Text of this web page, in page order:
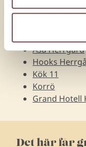
Bäckaskogs
Kosta Boda
Asa Herrgård
Hooks
Kök 11
Korrö
Grand Hotell
Det här får